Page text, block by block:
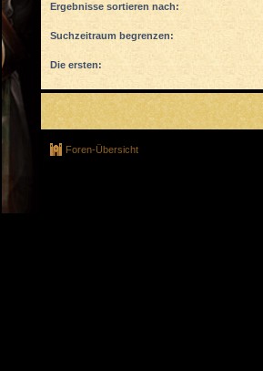
Ergebnisse sortieren nach:
Suchzeitraum begrenzen:
Die ersten:
Foren-Übersicht